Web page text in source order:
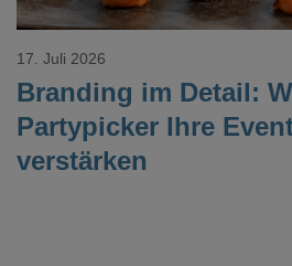
Branding im Detail:
Partypicker Ihre
verstärken
17. Juli 2026